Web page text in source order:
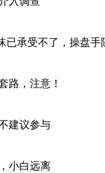
已承受不了，操盘手
路，注意！
建议参与
小白远离